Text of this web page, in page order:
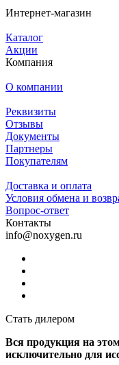
Интернет-магазин
Каталог
Акции
Компания
О компании
Реквизиты
Отзывы
Документы
Партнеры
Покупателям
Доставка и оплата
Условия обмена и
Вопрос-ответ
Контакты
info@noxygen.ru
Стать дилером
Вся продукция на
исключительно для